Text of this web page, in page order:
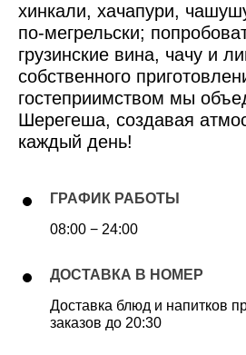
хинкали, хачапури,
по-мегрельски;
грузинские вина, чачу и
собственного
гостеприимством мы
Шерегеша, создавая
каждый день!
ГРАФИК РАБОТЫ
08:00 − 24:00
ДОСТАВКА В НОМЕР
Доставка блюд и напитков
заказов до 20:30